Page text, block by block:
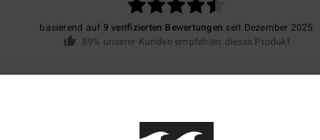
basierend auf 9 verifizierten Bewertungen seit Dezember 2025
89% unserer Kunden empfehlen dieses Produkt